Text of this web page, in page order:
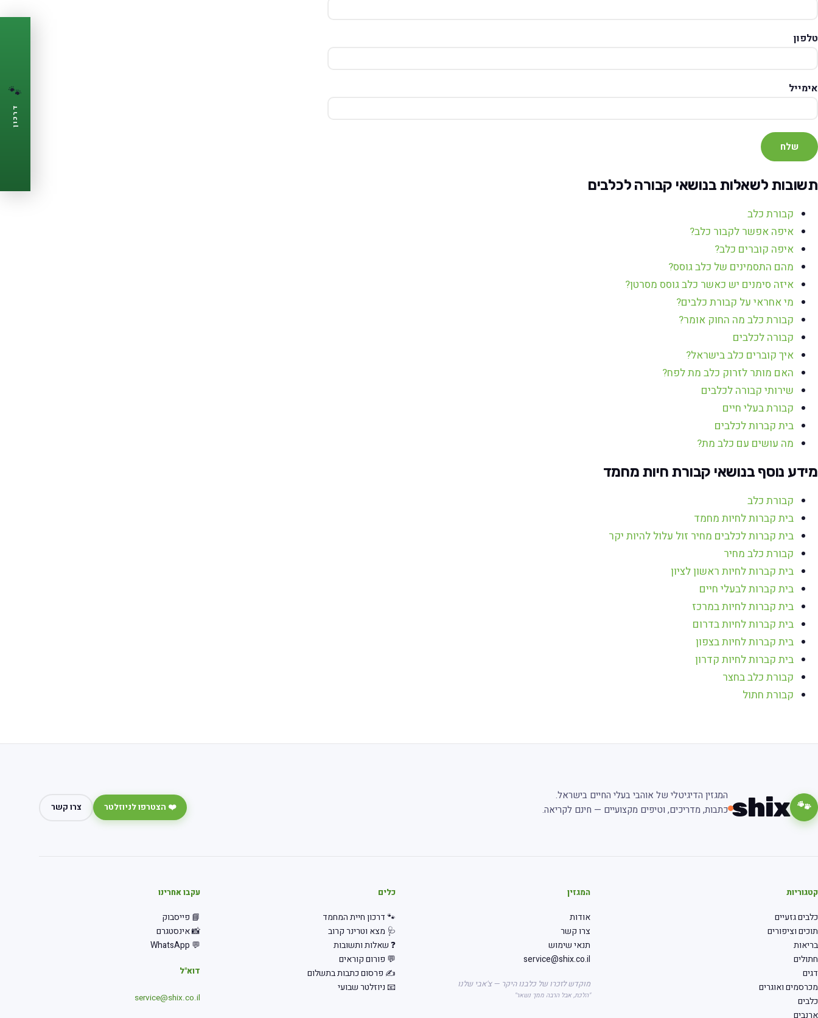
טלפון
אימייל
שלח
תשובות לשאלות בנושאי קבורה לכלבים
קבורת כלב
איפה אפשר לקבור כלב?
איפה קוברים כלב?
מהם התסמינים של כלב גוסס?
איזה סימנים יש כאשר כלב גוסס מסרטן?
מי אחראי על קבורת כלבים?
קבורת כלב מה החוק אומר?
קבורה לכלבים
איך קוברים כלב בישראל?
האם מותר לזרוק כלב מת לפח?
שירותי קבורה לכלבים
קבורת בעלי חיים
בית קברות לכלבים
מה עושים עם כלב מת?
מידע נוסף בנושאי קבורת חיות מחמד
קבורת כלב
בית קברות לחיות מחמד
בית קברות לכלבים מחיר זול עלול להיות יקר
קבורת כלב מחיר
בית קברות לחיות ראשון לציון
בית קברות לבעלי חיים
בית קברות לחיות במרכז
בית קברות לחיות בדרום
בית קברות לחיות בצפון
בית קברות לחיות קדרון
קבורת כלב בחצר
קבורת חתול
🐾
shix המגזין הדיגיטלי של אוהבי בעלי החיים בישראל.
כתבות, מדריכים, וטיפים מקצועיים — חינם לקריאה.
❤️ הצטרפו לניוזלטר צרו קשר
קטגוריות
כלבים גזעיים
תוכים וציפורים
בריאות
חתולים
דגים
מכרסמים ואוגרים
כלבים
ארנבים
המגזין
אודות
צרו קשר
תנאי שימוש
service@shix.co.il
מוקדש לזכרו של כלבנו היקר — צ'אבי שלנו
"הלכת, אבל הרבה ממך נשאר"
כלים
🐾 דרכון חיית המחמד
🩺 מצא וטרינר קרוב
❓ שאלות ותשובות
💬 פורום קוראים
✍️ פרסום כתבות בתשלום
📧 ניוזלטר שבועי
עקבו אחרינו
📘 פייסבוק
📸 אינסטגרם
💬 WhatsApp
דוא"ל
service@shix.co.il
🐾
דרכון